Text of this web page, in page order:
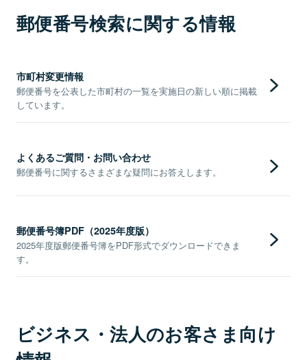
郵便番号検索に関する情報
市町村変更情報
郵便番号を公表した市町村の一覧を実施日の新しい順に掲載
しています。
よくあるご質問・お問い合わせ
郵便番号に関するさまざまな疑問にお答えします。
郵便番号簿PDF（2025年度版）
2025年度版郵便番号簿をPDF形式でダウンロードできま
す。
ビジネス・法人のお客さま向け